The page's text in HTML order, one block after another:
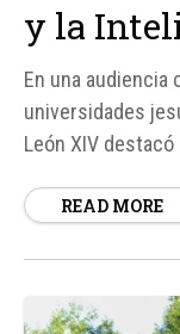
y la
En una
universidades
León XIV
secularización
READ MORE